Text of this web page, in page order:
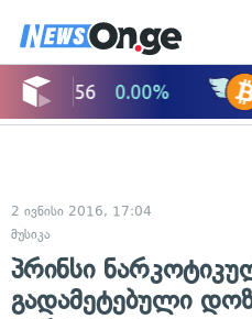
2 ივნისი 2016, 17:04
მუსიკა
პრინსი
გადამეტებული